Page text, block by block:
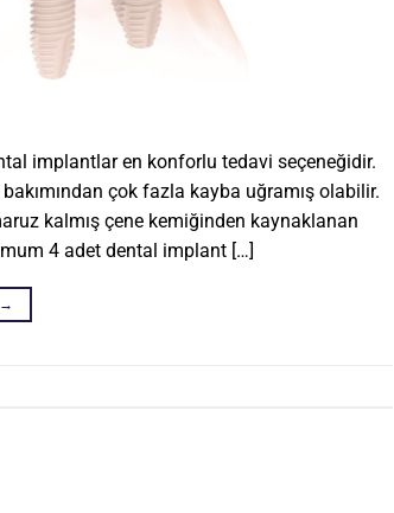
implantlar en konforlu tedavi seçeneğidir.
çok fazla kayba uğramış olabilir.
kalmış çene kemiğinden kaynaklanan
4 adet dental implant […]
→